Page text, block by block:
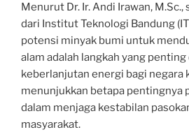
Menurut Dr. Ir. Andi Irawan,
dari Institut Teknologi Bandung
potensi minyak bumi untuk
alam adalah langkah yang
keberlanjutan energi bagi negara
menunjukkan betapa pentingnya
dalam menjaga kestabilan
masyarakat.